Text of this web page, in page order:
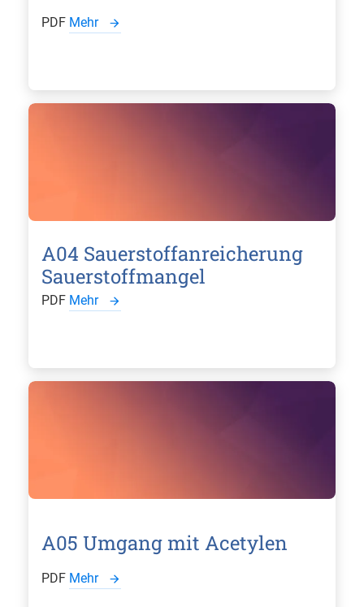
PDF Mehr
A04 Sauerstoffanreicherung
Sauerstoffmangel
PDF Mehr
A05 Umgang mit Acetylen
PDF Mehr